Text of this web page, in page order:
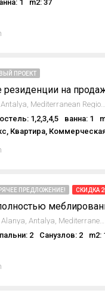
1
m2: 37
ПРОЕКТ
на
Türkler, Alanya, Antalya, Mediterranean Region, 07410, Turkey
1,2,3,4,5 ванна: 1
Квартира,
ПРЕДЛОЖЕНИЕ! СКИДКА
Oba Mahallesi, Alanya, Antalya, Mediterranean Region, 07469, Turkey
2 Санузлов: 2
m2: